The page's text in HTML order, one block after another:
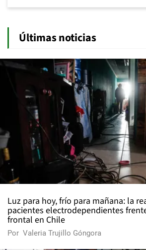
Últimas noticias
Luz para hoy, frío para mañana: la
pacientes electrodependientes
frontal en Chile
Por Valeria Trujillo Góngora